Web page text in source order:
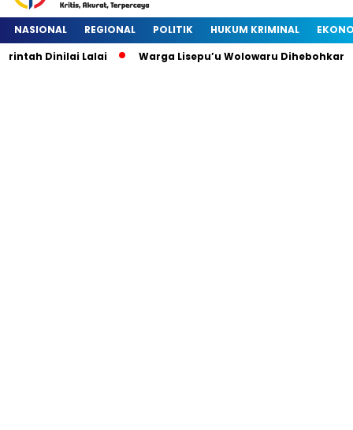
NASIONAL REGIONAL POLITIK HUKUM KRIMINAL
Dinilai Lalai
Warga Lisepu’u Wolowaru Dihebohkan